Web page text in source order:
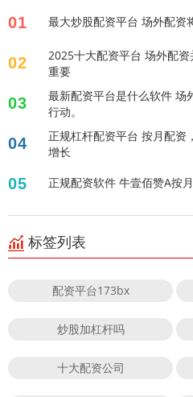
01 最大炒股配资平台 场外配资
02
2025十大配资平台 场外配
重要
03
最新配资平台是什么软件 场
行动。
04
正规杠杆配资平台 按月配资
增长
05 正规配资软件 牛壹佰赞A按
标签列表
配资平台173bx
炒股加杠杆吗
十大配资公司